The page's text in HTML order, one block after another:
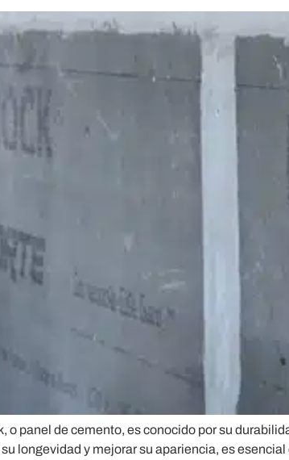
o panel de cemento, es conocido por su
longevidad y mejorar su apariencia, es